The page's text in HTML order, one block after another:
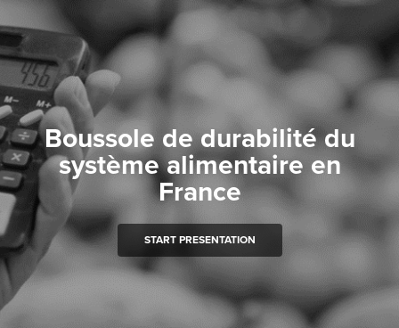
Boussole de durabilité du
système alimentaire en
France
START PRESENTATION